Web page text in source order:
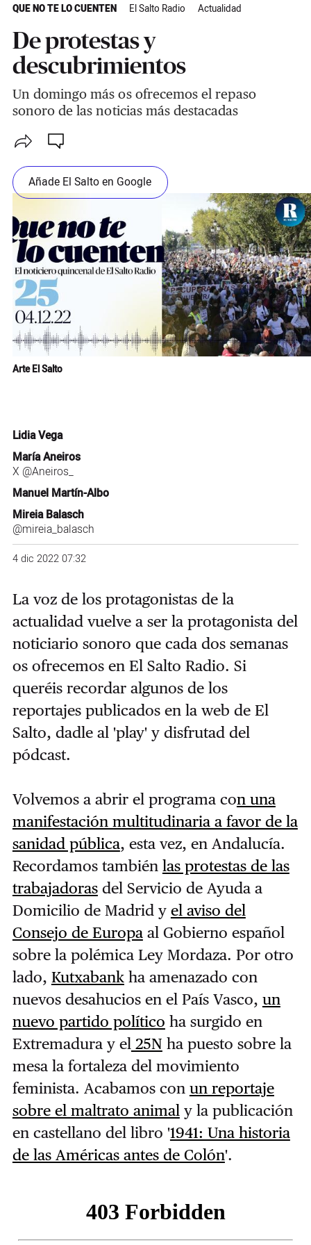
QUE NO TE LO CUENTEN El Salto Radio Actualidad
De protestas y
descubrimientos
Un domingo más os ofrecemos el repaso
sonoro de las noticias más destacadas
Añade El Salto en Google
Arte El Salto
Lidia Vega
María Aneiros
X @Aneiros_
Manuel Martín-Albo
Mireia Balasch
@mireia_balasch
4 dic 2022 07:32
La voz de los protagonistas de la
actualidad vuelve a ser la protagonista del
noticiario sonoro que cada dos semanas
os ofrecemos en El Salto Radio. Si
queréis recordar algunos de los
reportajes publicados en la web de El
Salto, dadle al 'play' y disfrutad del
pódcast.
Volvemos a abrir el programa con una
manifestación multitudinaria a favor de la
sanidad pública, esta vez, en Andalucía.
Recordamos también las protestas de las
trabajadorasdel Servicio de Ayuda a
Domicilio de Madrid y el aviso del
Consejo de Europaal Gobierno español
sobre la polémica Ley Mordaza. Por otro
lado, Kutxabankha amenazado con
nuevos desahucios en el País Vasco, un
nuevo partido político ha surgido en
Extremadura y el 25N ha puesto sobre la
mesa la fortaleza del movimiento
feminista. Acabamos con un reportaje
sobre el maltrato animal y la publicación
en castellano del libro '1941: Una historia
de las Américas antes de Colón'.